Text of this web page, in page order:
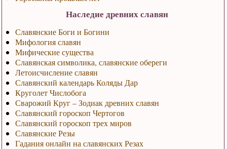
Наследие древних славян
Славянские Боги и Богини
Мифология славян
Мифические существа
Славянская символика, славянские обереги
Летоисчисление славян
Славянский календарь Коляды Дар
Круголет Числобога
Сварожий Круг – Зодиак древних славян
Славянский гороскоп Чертогов
Славянский гороскоп трех миров
Славянские Резы
Гадания онлайн на славянских Резах